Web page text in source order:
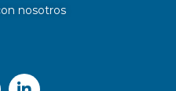
nosotros